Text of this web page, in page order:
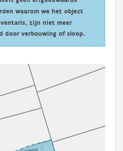
waarom we het object
zijn niet meer
door verbouwing of sloop.